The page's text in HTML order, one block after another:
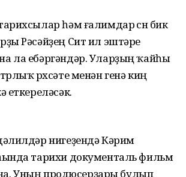
һәм ғалимдар өсөн бик
Рәсәйҙең Сит ил эштәре
ла ебәргәндәр. Уларҙың ҡайһы
рөхсәте менән генә киң
еткереләсәк.
нигеҙендә Кәрим
тарихи документаль фильм
Уның продюсерҙары булып